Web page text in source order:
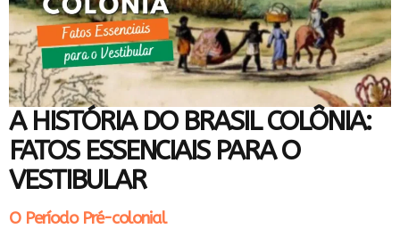
A HISTÓRIA DO BRASIL COLÔNIA:
FATOS ESSENCIAIS PARA O
VESTIBULAR
O Período Pré-colonial